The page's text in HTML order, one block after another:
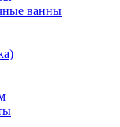
ванны